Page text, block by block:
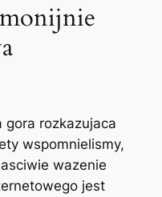
gora rozkazujaca
wspomnielismy,
wazenie
jest